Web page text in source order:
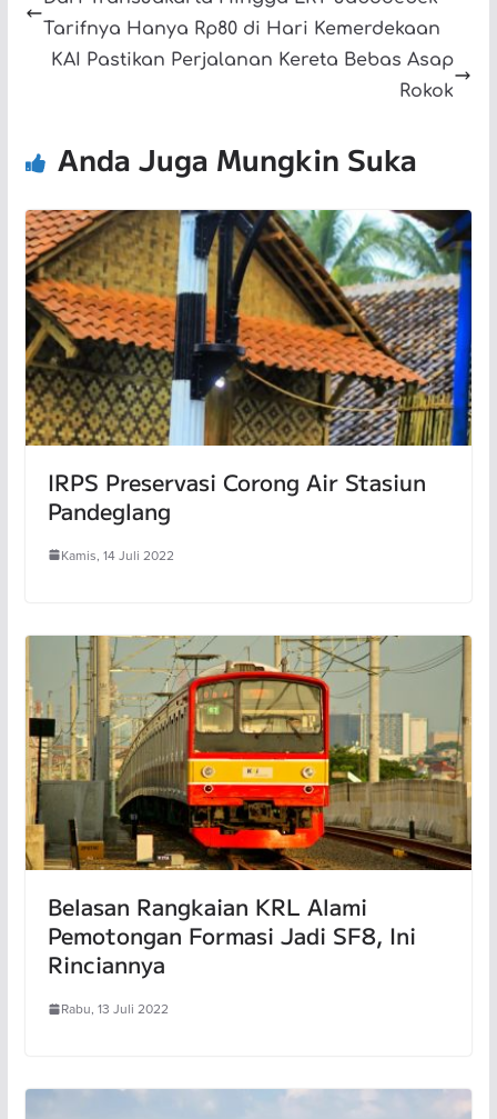
Tarifnya Hanya Rp80 di Hari Kemerdekaan
KAI Pastikan Perjalanan Kereta Bebas Asap
Rokok
Anda Juga Mungkin Suka
IRPS Preservasi Corong Air Stasiun
Pandeglang
Kamis, 14 Juli 2022
Belasan Rangkaian KRL Alami
Pemotongan Formasi Jadi SF8, Ini
Rinciannya
Rabu, 13 Juli 2022